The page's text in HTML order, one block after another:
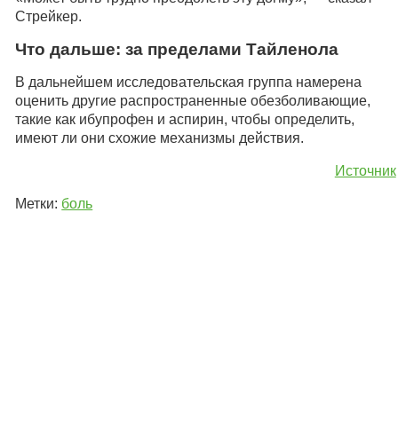
Стрейкер.
Что дальше: за пределами Тайленола
В дальнейшем исследовательская группа намерена
оценить другие распространенные обезболивающие,
такие как ибупрофен и аспирин, чтобы определить,
имеют ли они схожие механизмы действия.
Источник
Метки: боль